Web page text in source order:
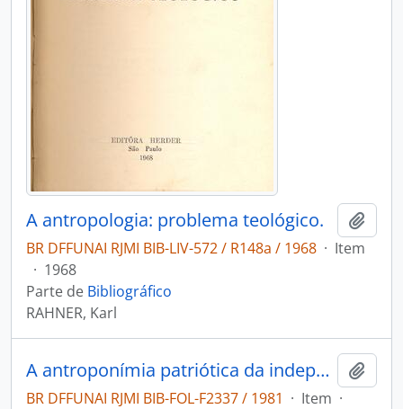
A antropologia: problema teológico.
BR DFFUNAI RJMI BIB-LIV-572 / R148a / 1968 · Item
· 1968
Parte de Bibliográfico
RAHNER, Karl
A antroponímia patriótica da independência
BR DFFUNAI RJMI BIB-FOL-F2337 / 1981 · Item ·